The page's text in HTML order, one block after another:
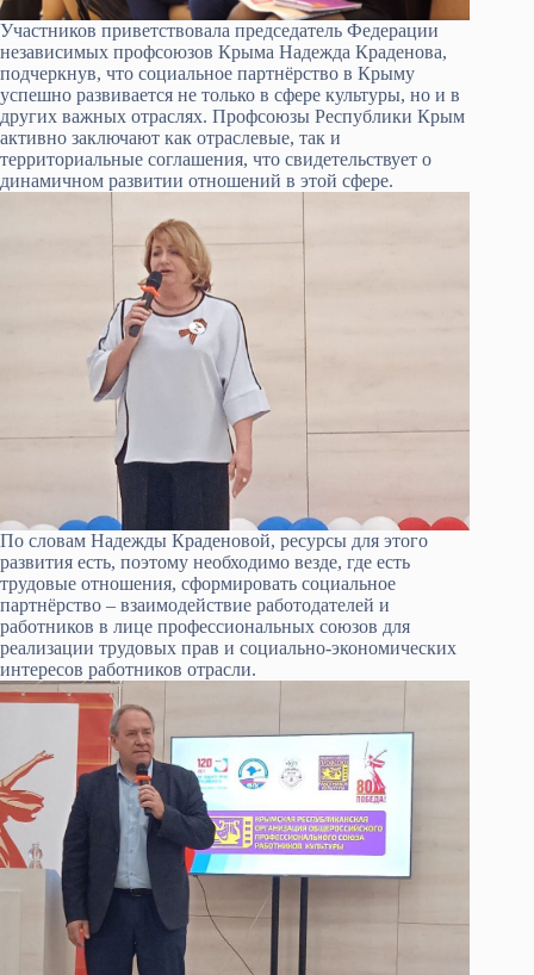
Участников приветствовала председатель Федерации
независимых профсоюзов Крыма Надежда Краденова,
подчеркнув, что социальное партнёрство в Крыму
успешно развивается не только в сфере культуры, но и в
других важных отраслях. Профсоюзы Республики Крым
активно заключают как отраслевые, так и
территориальные соглашения, что свидетельствует о
динамичном развитии отношений в этой сфере.
По словам Надежды Краденовой, ресурсы для этого
развития есть, поэтому необходимо везде, где есть
трудовые отношения, сформировать социальное
партнёрство – взаимодействие работодателей и
работников в лице профессиональных союзов для
реализации трудовых прав и социально-экономических
интересов работников отрасли.